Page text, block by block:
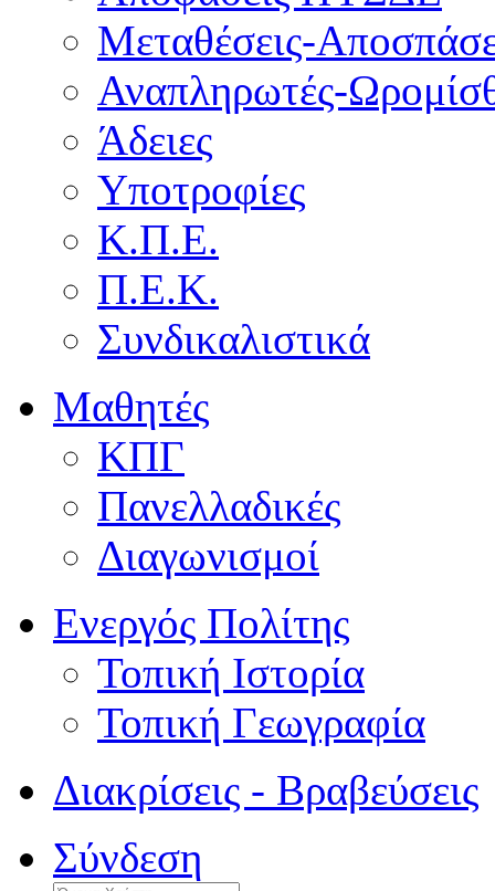
Μεταθέσεις-
Αναπληρωτές-
Άδειες
Υποτροφίες
Κ.Π.Ε.
Π.Ε.Κ.
Συνδικαλιστικά
Μαθητές
ΚΠΓ
Πανελλαδικές
Διαγωνισμοί
Ενεργός Πολίτης
Τοπική Ιστορία
Τοπική Γεωγραφία
Διακρίσεις - Βραβεύσεις
Σύνδεση